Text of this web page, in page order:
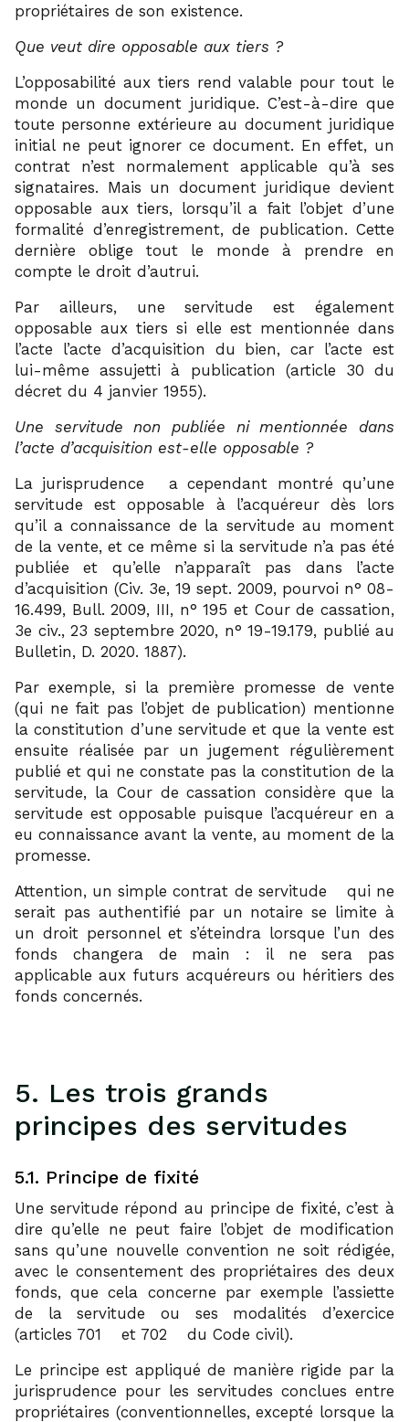
propriétaires de son existence.
Que veut dire opposable aux tiers ?
L’opposabilité aux tiers rend valable pour tout le
monde un document juridique. C’est-à-dire que
toute personne extérieure au document juridique
initial ne peut ignorer ce document. En effet, un
contrat n’est normalement applicable qu’à ses
signataires. Mais un document juridique devient
opposable aux tiers, lorsqu’il a fait l’objet d’une
formalité d’enregistrement, de publication. Cette
dernière oblige tout le monde à prendre en
compte le droit d’autrui.
Par ailleurs, une servitude est également
opposable aux tiers si elle est mentionnée dans
l’acte l’acte d’acquisition du bien, car l’acte est
lui-même assujetti à publication (article 30 du
décret du 4 janvier 1955).
Une servitude non publiée ni mentionnée dans
l’acte d’acquisition est-elle opposable ?
La jurisprudence
a cependant montré qu’une
servitude est opposable à l’acquéreur dès lors
qu’il a connaissance de la servitude au moment
de la vente, et ce même si la servitude n’a pas été
publiée et qu’elle n’apparaît pas dans l’acte
d’acquisition (Civ. 3e, 19 sept. 2009, pourvoi n° 08-
16.499, Bull. 2009, III, n° 195 et Cour de cassation,
3e civ., 23 septembre 2020, n° 19-19.179, publié au
Bulletin, D. 2020. 1887).
Par exemple, si la première promesse de vente
(qui ne fait pas l’objet de publication) mentionne
la constitution d’une servitude et que la vente est
ensuite réalisée par un jugement régulièrement
publié et qui ne constate pas la constitution de la
servitude, la Cour de cassation considère que la
servitude est opposable puisque l’acquéreur en a
eu connaissance avant la vente, au moment de la
promesse.
Attention, un simple contrat de servitude
qui ne
serait pas authentifié par un notaire se limite à
un droit personnel et s’éteindra lorsque l’un des
fonds changera de main : il ne sera pas
applicable aux futurs acquéreurs ou héritiers des
fonds concernés.
5. Les trois grands
principes des servitudes
5.1. Principe de fixité
Une servitude répond au principe de fixité, c’est à
dire qu’elle ne peut faire l’objet de modification
sans qu’une nouvelle convention ne soit rédigée,
avec le consentement des propriétaires des deux
fonds, que cela concerne par exemple l’assiette
de la servitude ou ses modalités d’exercice
(articles 701
et 702
du Code civil).
Le principe est appliqué de manière rigide par la
jurisprudence pour les servitudes conclues entre
propriétaires (conventionnelles, excepté lorsque la